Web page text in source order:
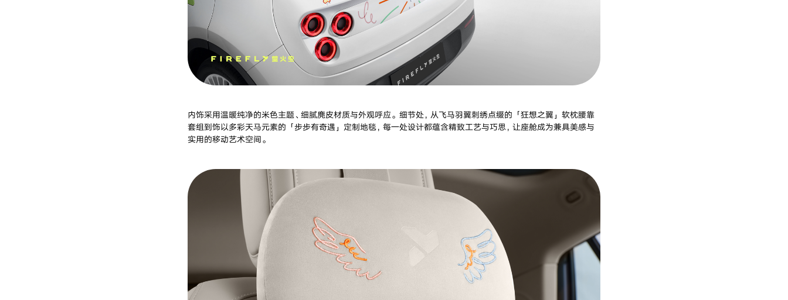
内饰采用温暖纯净的米色主题、细腻麂皮材质与外观呼应。细节处，从飞马羽翼刺绣点缀的「狂想之翼」软枕腰靠
套组到饰以多彩天马元素的「步步有奇遇」定制地毯，每一处设计都蕴含精致工艺与巧思，让座舱成为兼具美感与
实用的移动艺术空间。